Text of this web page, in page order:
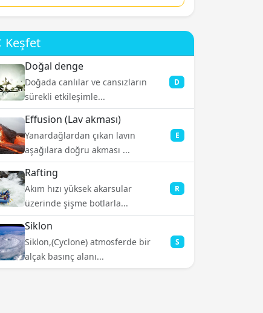
Keşfet
Doğal denge
Doğada canlılar ve cansızların
sürekli etkileşimle...
D
Effusion (Lav akması)
Yanardağlardan çıkan lavın
aşağılara doğru akması ...
E
Rafting
Akım hızı yüksek akarsular
üzerinde şişme botlarla...
R
Siklon
Siklon,(Cyclone) atmosferde bir
alçak basınç alanı...
S